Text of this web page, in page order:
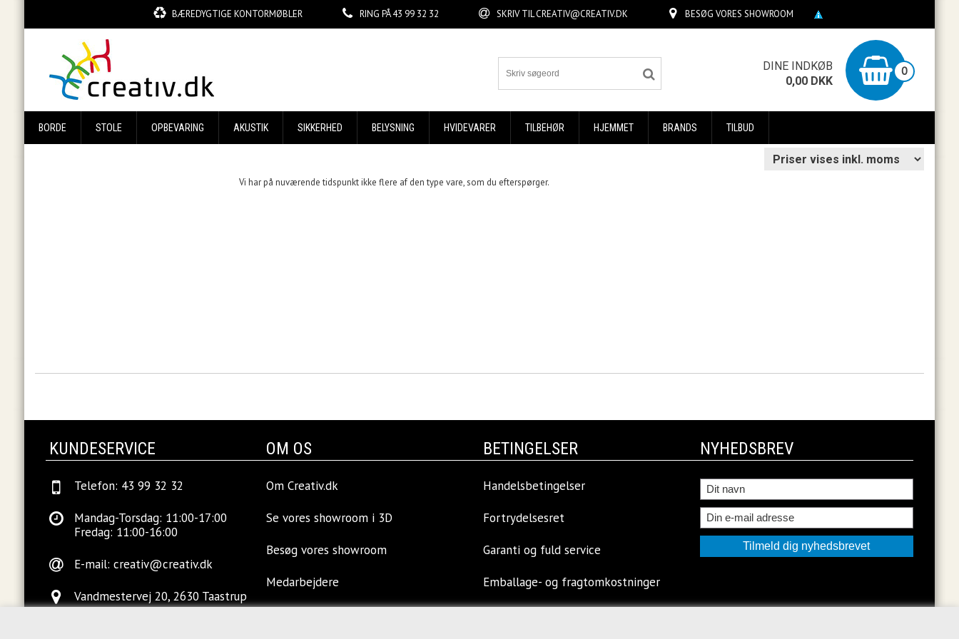
BÆREDYGTIGE KONTORMØBLER RING PÅ43 99 32 32 SKRIV TILCREATIV@CREATIV.DK BESØG VORES SHOWROOM
DINE INDKØB 0
0,00 DKK
BORDE STOLE OPBEVARING AKUSTIK SIKKERHED BELYSNING HVIDEVARER TILBEHØR HJEMMET BRANDS TILBUD
Vi har på nuværende tidspunkt ikke flere af den type vare, som du efterspørger.
KUNDESERVICE
Telefon: 43 99 32 32
Mandag-Torsdag: 11:00-17:00
Fredag: 11:00-16:00
E-mail: creativ@creativ.dk
Vandmestervej 20, 2630 Taastrup
OM OS
Om Creativ.dk
Se vores showroom i 3D
Besøg vores showroom
Medarbejdere
BETINGELSER
Handelsbetingelser
Fortrydelsesret
Garanti og fuld service
Emballage- og fragtomkostninger
NYHEDSBREV